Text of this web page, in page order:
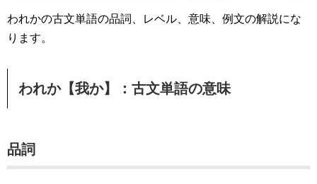
われかの古文単語の品詞、レベル、意味、例文の解説にな
ります。
われか【我か】：古文単語の意味
品詞